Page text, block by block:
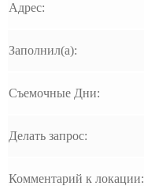
Адрес:
Заполнил(а):
Съемочные Дни:
Делать запрос:
Комментарий к локации: